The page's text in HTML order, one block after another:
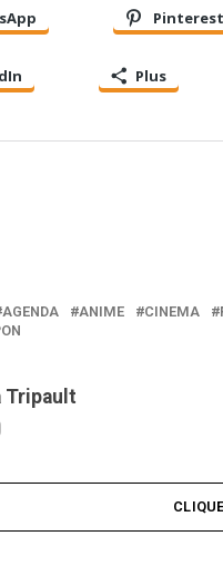
Pinterest
Plus
AGENDA ANIME CINEMA
Tripault